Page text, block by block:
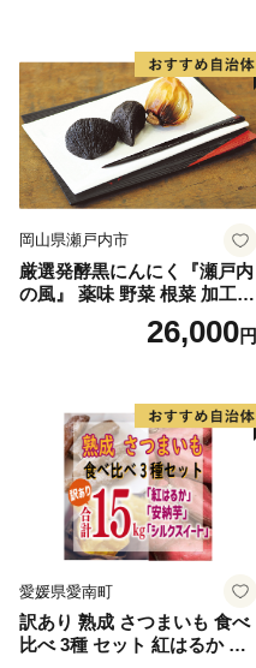
県 高鍋町産 産地直送 有機肥
料使用 高糖度 西森農園
岡山県瀬戸内市
厳選発酵黒にんにく『瀬戸内
の風』 薬味 野菜 根菜 加工食
26,000円
愛媛県愛南町
訳あり 熟成 さつまいも 食べ
比べ 3種 セット 紅はるか 安